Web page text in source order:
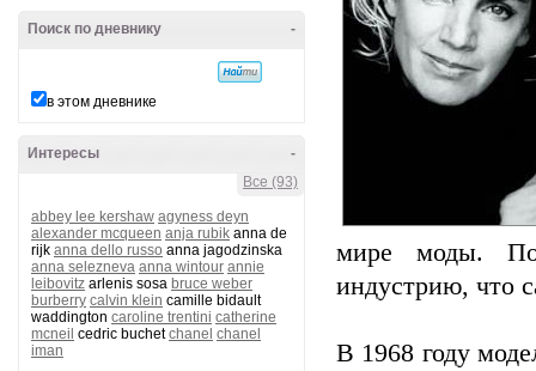
-
Поиск по дневнику
в этом дневнике
-
Интересы
Все (93)
abbey lee kershaw agyness deyn
alexander mcqueen anja rubik anna de
rijk anna dello russo anna jagodzinska
anna selezneva anna wintour annie
leibovitz arlenis sosa bruce weber
burberry calvin klein camille bidault
waddington caroline trentini catherine
mcneil cedric buchetchanel chanel
iman
мире моды.
индустрию, что
В 1968 году